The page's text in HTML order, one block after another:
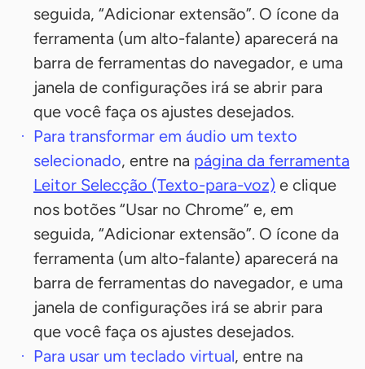
seguida, “Adicionar extensão”. O ícone da
ferramenta (um alto-falante) aparecerá na
barra de ferramentas do navegador, e uma
janela de configurações irá se abrir para
que você faça os ajustes desejados.
Para transformar em áudio um texto
selecionado, entre na página da ferramenta
Leitor Selecção (Texto-para-voz) e clique
nos botões “Usar no Chrome” e, em
seguida, “Adicionar extensão”. O ícone da
ferramenta (um alto-falante) aparecerá na
barra de ferramentas do navegador, e uma
janela de configurações irá se abrir para
que você faça os ajustes desejados.
Para usar um teclado virtual, entre na